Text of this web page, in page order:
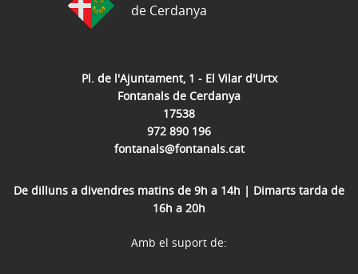
Pl. de l'Ajuntament, 1 - El Vilar d'Urtx
Fontanals de Cerdanya
17538
972 890 196
fontanals@fontanals.cat
De dilluns a divendres matins de 9h a 14h | Dimarts tarda de
16h a 20h
de Cerdanya
Amb el suport de: